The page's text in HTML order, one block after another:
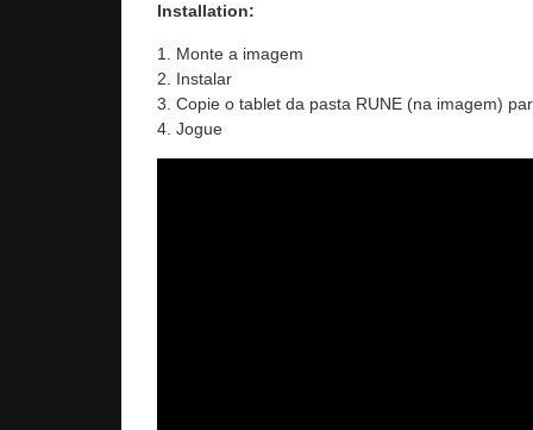
Installation:
1. Monte a imagem
2. Instalar
3. Copie o tablet da pasta RUNE (na imagem)
4. Jogue